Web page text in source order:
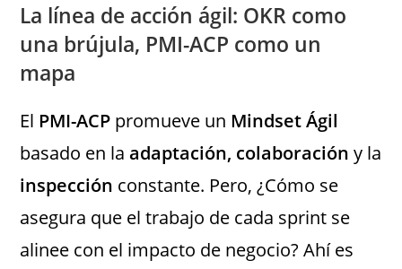
La línea de acción ágil: OKR como
una brújula, PMI-ACP como un
mapa
El PMI-ACP promueve un Mindset Ágil
basado en laadaptación, colaboración y la
inspección constante. Pero, ¿Cómo se
asegura que el trabajo de cada sprint se
alinee con el impacto de negocio? Ahí es